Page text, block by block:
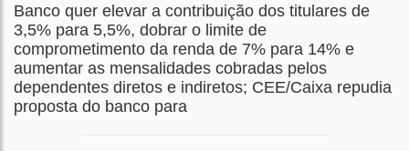
Banco quer elevar a contribuição dos titulares de
3,5% para 5,5%, dobrar o limite de
comprometimento da renda de 7% para 14% e
aumentar as mensalidades cobradas pelos
dependentes diretos e indiretos; CEE/Caixa repudia
proposta do banco para